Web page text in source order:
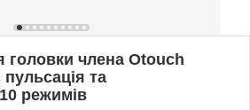
головки члена Otouch
та
режимів